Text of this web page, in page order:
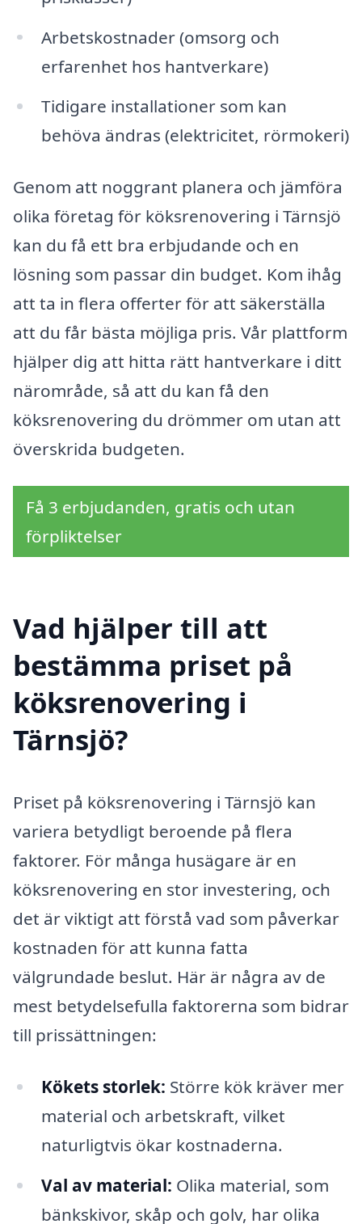
Arbetskostnader (omsorg och
erfarenhet hos hantverkare)
Tidigare installationer som kan
behöva ändras (elektricitet, rörmokeri)
Genom att noggrant planera och jämföra
olika företag för köksrenovering i Tärnsjö
kan du få ett bra erbjudande och en
lösning som passar din budget. Kom ihåg
att ta in flera offerter för att säkerställa
att du får bästa möjliga pris. Vår plattform
hjälper dig att hitta rätt hantverkare i ditt
närområde, så att du kan få den
köksrenovering du drömmer om utan att
överskrida budgeten.
Få 3 erbjudanden, gratis och utan
förpliktelser
Vad hjälper till att
bestämma priset på
köksrenovering i
Tärnsjö?
Priset på köksrenovering i Tärnsjö kan
variera betydligt beroende på flera
faktorer. För många husägare är en
köksrenovering en stor investering, och
det är viktigt att förstå vad som påverkar
kostnaden för att kunna fatta
välgrundade beslut. Här är några av de
mest betydelsefulla faktorerna som bidrar
till prissättningen:
Kökets storlek: Större kök kräver mer
material och arbetskraft, vilket
naturligtvis ökar kostnaderna.
Val av material: Olika material, som
bänkskivor, skåp och golv, har olika